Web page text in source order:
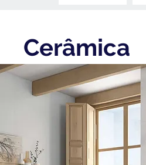
Cerâmica